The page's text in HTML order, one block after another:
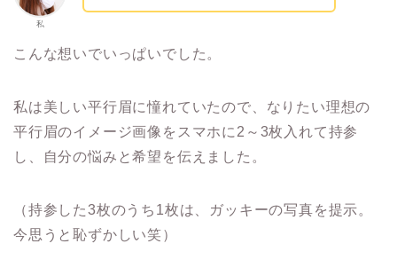
私
こんな想いでいっぱいでした。
私は美しい平行眉に憧れていたので、なりたい理想の
平行眉のイメージ画像をスマホに2～3枚入れて持参
し、自分の悩みと希望を伝えました。
（持参した3枚のうち1枚は、ガッキーの写真を提示。
今思うと恥ずかしい笑）